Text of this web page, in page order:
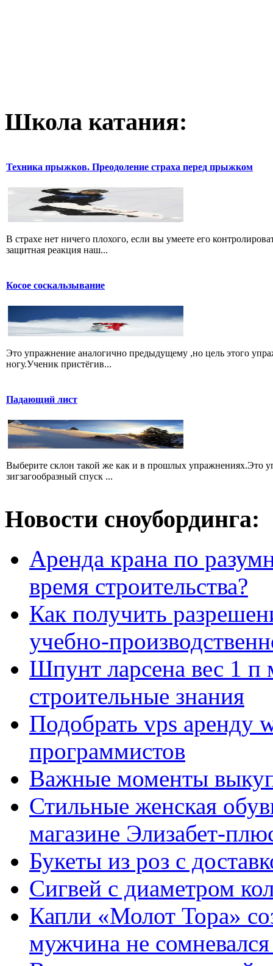
Школа катания:
Техника прыжков. Преодоление страха перед прыжком
В страхе нет ничего плохого, если вы умеете его
защитная реакция наш...
Косое соскальзывание
Это упражнение аналогично предыдущему ,но цель этого
ногу.Ученик пристёгив...
Падающий лист
Выберите склон такой же как и в прошлых упражнениях.Это
зигзагообразный спуск ...
Новости сноубординга:
Аренда крана по
время строительства?
Как получить
учебно-
Шпунт ларсена вес 1 п
строительные знания
Подобрать vps аренду
программистов
Важные моменты
Стильные женская
магазине Элизабет-
Букеты из роз с
Сигвей с диаметром
Капли «Молот Тора»
мужчина не